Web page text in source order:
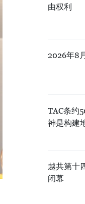
由权利
2026年8
TAC条约
神是构建
越共第十
闭幕